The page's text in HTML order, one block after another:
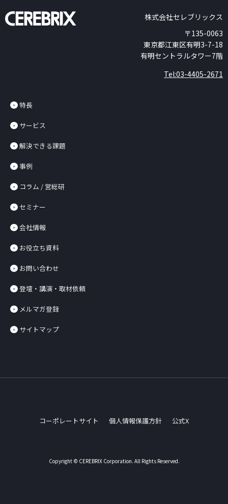
株式会社セレブリックス
〒135-0063
東京都江東区有明3-7-18
有明セントラルタワー7階
Tel:03-4405-2671
特長
サービス
解決できる課題
事例
コラム / 営総研
セミナー
会社情報
お役立ち資料
お問い合わせ
登壇・講演・取材依頼
メルマガ登録
サイトマップ
Copyright © CEREBRIX Corporation. All Rights Reserved.
コーポレートサイト 個人情報保護方針 公式X